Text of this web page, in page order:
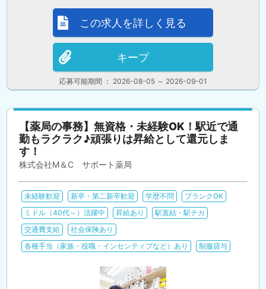
応募可能期間 ： 2026-08-05 ～ 2026-09-01
この求人を詳しく見る
キープ
【薬局の事務】無資格・未経験OK！駅近で通
勤もラクラク♪頑張りは昇給として還元しま
す！
株式会社M＆C サポート薬局
未経験歓迎 新卒・第二新卒歓迎 学歴不問
ブランクOK
ミドル（40代～）活躍中
昇給あり
駅直結・駅チカ
交通費支給
社会保険あり
各種手当（家族・役職・インセンティブなど）あり
制服貸与